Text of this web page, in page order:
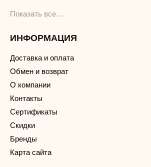
Показать все…
ИНФОРМАЦИЯ
Доставка и оплата
Обмен и возврат
О компании
Контакты
Сертификаты
Скидки
Бренды
Карта сайта